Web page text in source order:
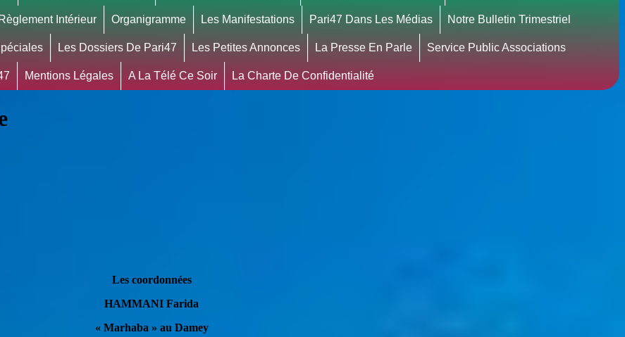
Règlement Intérieur Organigramme Les Manifestations Pari47 Dans Les Médias Notre Bulletin Trimestriel
Les Dossiers De Pari47 Les Petites Annonces La Presse En Parle Service Public Associations
Mentions Légales A La Télé Ce Soir La Charte De Confidentialité
Les coordonnées
HAMMANI Farida
« Marhaba » au Damey